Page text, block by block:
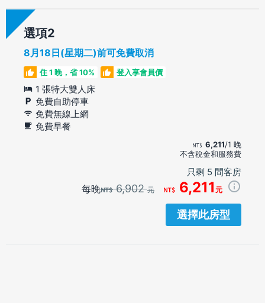
選項
8月18日(星期二)前可免費取消
住 1 晚，省 10% 登入享會員價
1 張特大雙人床
免費自助停車
免費無線上網
免費早餐
6,211/1 晚
不含稅金和服務費
只剩 5 間客房
每晚 6,902元 6,211 元
選擇此房型